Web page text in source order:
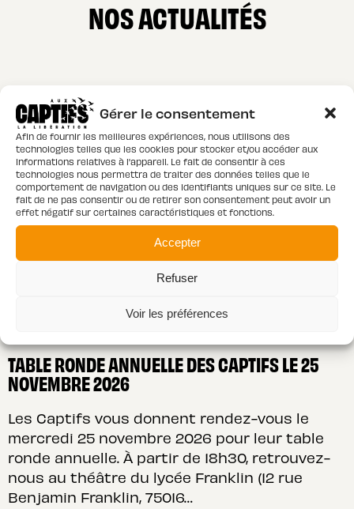
Gérer le consentement
Afin de fournir les meilleures expériences, nous utilisons des
technologies telles que les cookies pour stocker et/ou accéder aux
informations relatives à l'appareil. Le fait de consentir à ces
technologies nous permettra de traiter des données telles que le
comportement de navigation ou des identifiants uniques sur ce site. Le
fait de ne pas consentir ou de retirer son consentement peut avoir un
effet négatif sur certaines caractéristiques et fonctions.
Accepter
Refuser
Voir les préférences
NOS ACTUALITÉS
TABLE RONDE ANNUELLE DES CAPTIFS LE 25
NOVEMBRE 2026
Les Captifs vous donnent rendez-vous le
mercredi 25 novembre 2026 pour leur table
ronde annuelle. À partir de 18h30, retrouvez-
nous au théâtre du lycée Franklin (12 rue
Benjamin Franklin, 75016…